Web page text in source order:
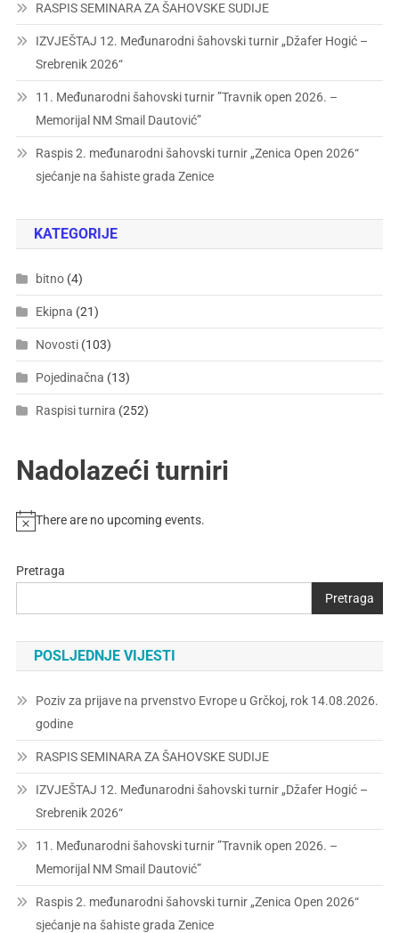
RASPIS SEMINARA ZA ŠAHOVSKE SUDIJE
IZVJEŠTAJ 12. Međunarodni šahovski turnir „Džafer Hogić –
Srebrenik 2026“
11. Međunarodni šahovski turnir ”Travnik open 2026. –
Memorijal NM Smail Dautović”
Raspis 2. međunarodni šahovski turnir „Zenica Open 2026“
sjećanje na šahiste grada Zenice
KATEGORIJE
bitno(4)
Ekipna (21)
Novosti(103)
Pojedinačna (13)
Raspisi turnira (252)
Nadolazeći turniri
There are no upcoming events.
Pretraga
Pretraga
POSLJEDNJE VIJESTI
Poziv za prijave na prvenstvo Evrope u Grčkoj, rok 14.08.2026.
godine
RASPIS SEMINARA ZA ŠAHOVSKE SUDIJE
IZVJEŠTAJ 12. Međunarodni šahovski turnir „Džafer Hogić –
Srebrenik 2026“
11. Međunarodni šahovski turnir ”Travnik open 2026. –
Memorijal NM Smail Dautović”
Raspis 2. međunarodni šahovski turnir „Zenica Open 2026“
sjećanje na šahiste grada Zenice